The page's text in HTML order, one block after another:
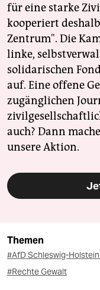
für eine starke
kooperiert
Zentrum". Die
linke,
solidarischen
auf. Eine offene
zugänglichen
auch? Dann
unsere Aktion.
Themen
#AfD Schleswig-Holstein
#Rechte Gewalt